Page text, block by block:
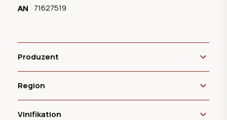
71627519
Produzent
Region
Vinifikation